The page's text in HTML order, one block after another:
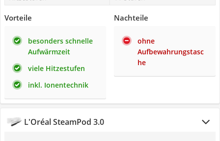
Vorteile
besonders schnelle
Aufwärmzeit
viele Hitzestufen
inkl. Ionentechnik
Nachteile
ohne
Aufbewahrungstasc
he
L'Oréal SteamPod 3.0